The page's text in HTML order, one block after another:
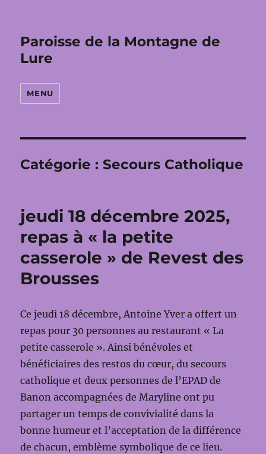
Paroisse de la Montagne de
Lure
MENU
Catégorie :Secours Catholique
jeudi 18 décembre 2025,
repas à « la petite
casserole » de Revest des
Brousses
Ce jeudi 18 décembre, Antoine Yver a offert un
repas pour 30 personnes au restaurant « La
petite casserole ». Ainsi bénévoles et
bénéficiaires des restos du cœur, du secours
catholique et deux personnes de l’EPAD de
Banon accompagnées de Maryline ont pu
partager un temps de convivialité dans la
bonne humeur et l’acceptation de la différence
de chacun, emblème symbolique de ce lieu.